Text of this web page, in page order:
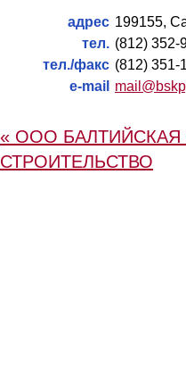
адрес 199155,
тел. (812) 352-
тел./факс (812) 351-
e-mail
« ООО
СТРОИТЕЛЬСТВО